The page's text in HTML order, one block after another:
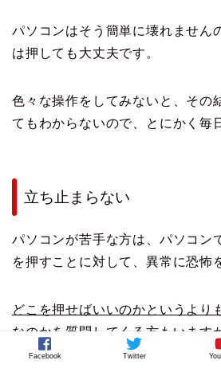
パソコンはそう簡単に壊れません
は押しても大丈夫です。
色々な操作をしてみないと、その
てもわからないので、とにかく毎
立ち止まらない
パソコンが苦手な方は、パソコン
を押すことに対して、異常に恐怖
どこを押せばいいのかというより
なのかを質問してくる方もいます
ソコンが壊れることはありません
Facebook Twitter